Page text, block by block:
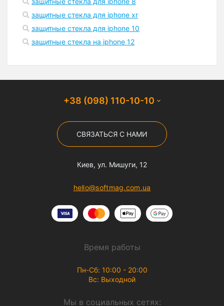
защитные стекла для iphone xr
защитные стекла для iphone 10
защитные стекла на iphone 12
+38 (098) 110-10-10
СВЯЗАТЬСЯ С НАМИ
Киев, ул. Мишуги, 12
hello@softmag.com.ua
Время работы
Пн-Сб: 10:00 - 20:00
Вс: Выходной
Мы в социальных сетях: